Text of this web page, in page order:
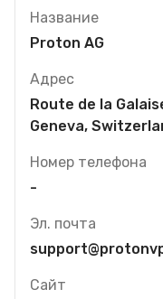
Название
Proton AG
Адрес
Route de la
Geneva,
Номер телефона
-
Эл. почта
Сайт